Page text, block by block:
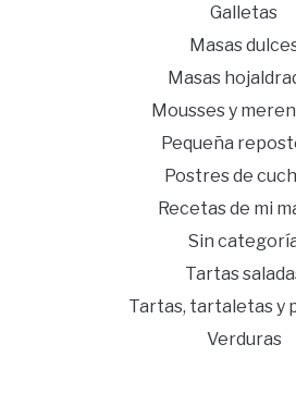
Galletas
Masas
Masas
Mousses y
Pequeña
Postres de
Recetas de mi
Sin
Tartas
Tartas, tartaletas y
Verduras